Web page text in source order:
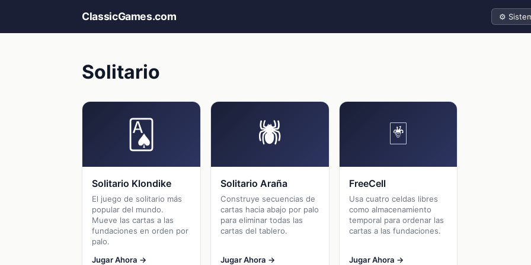
ClassicGames.com Tema
Solitario
🂡
Solitario Klondike
El juego de solitario más
popular del mundo.
Mueve las cartas a las
fundaciones en orden por
palo.
Jugar Ahora →
🕷
Solitario Araña
Construye secuencias de
cartas hacia abajo por palo
para eliminar todas las
cartas del tablero.
Jugar Ahora →
🃏
FreeCell
Usa cuatro celdas libres
como almacenamiento
temporal para ordenar las
cartas a las fundaciones.
Jugar Ahora →